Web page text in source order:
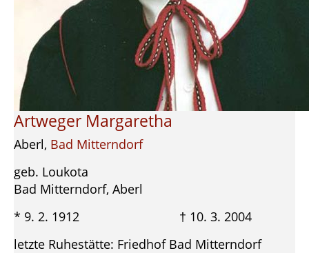
Artweger Margaretha
Aberl, Bad Mitterndorf
geb. Loukota
Bad Mitterndorf, Aberl
* 9. 2. 1912 † 10. 3. 2004
letzte Ruhestätte: Friedhof Bad Mitterndorf